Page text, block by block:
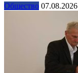
Общество 07.08.2026